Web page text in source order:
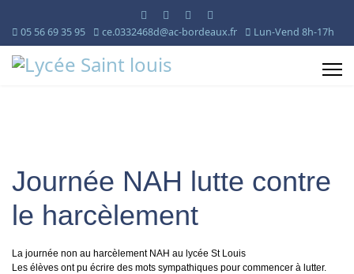
05 56 69 35 95 ce.0332468d@ac-bordeaux.fr Lun-Vend 8h-17h
Journée NAH lutte contre
le harcèlement
La journée non au harcèlement NAH au lycée St Louis
Les élèves ont pu écrire des mots sympathiques pour commencer à lutter.